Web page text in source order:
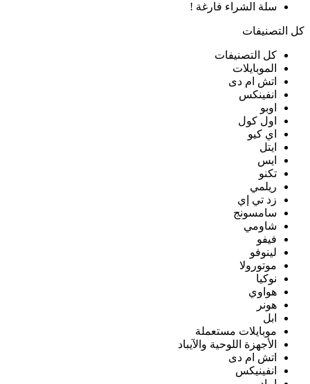
سلة الشراء فارغة !
كل التصنيفات
كل التصنيفات
الموبايلات
اتش ام دى
انفينكس
اوبو
اول كول
اي كيو
ايتل
ايس
تكنو
ريلمي
زد تي إي
سامسونج
شاومي
فيفو
لينوفو
موتورولا
نوكيا
هواوي
هونر
ابل
موبايلات مستعملة
الأجهزة اللوحية والآيباد
اتش ام دى
انفينيكس